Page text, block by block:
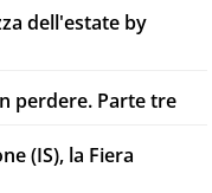
dell'estate by
perdere. Parte tre
(IS), la Fiera